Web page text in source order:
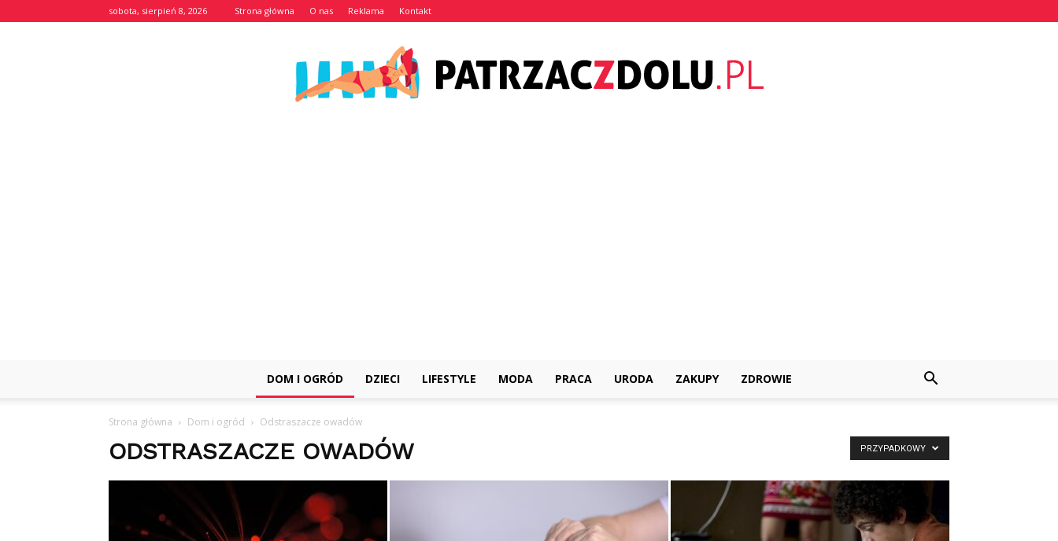
sobota, sierpień 8, 2026 Strona główna O nas Reklama Kontakt
DOM I OGRÓD DZIECI LIFESTYLE MODA PRACA URODA ZAKUPY ZDROWIE
Strona główna Dom i ogród Odstraszacze owadów
ODSTRASZACZE OWADÓW PRZYPADKOWY